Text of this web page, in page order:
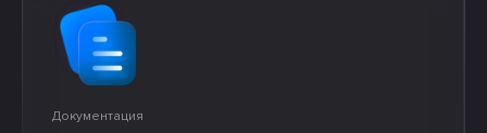
Документация